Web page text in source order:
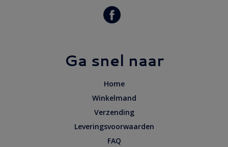
Ga snel naar
Home
Winkelmand
Verzending
Leveringsvoorwaarden
FAQ